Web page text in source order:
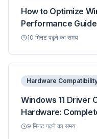
How to Optimize
Performance Guide
10 मिनट पढ़ने का समय
Hardware
Windows 11 Driver
Hardware:
9 मिनट पढ़ने का समय